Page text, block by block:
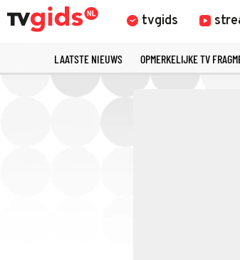
tvgids
LAATSTE NIEUWS OPMERKELIJKE TV